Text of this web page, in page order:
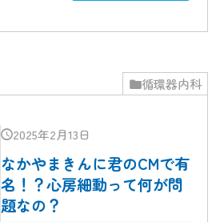
循環器内科
2025年2月13日
なかやまきんに君のCMで有
名！？心房細動って何が問
題なの？